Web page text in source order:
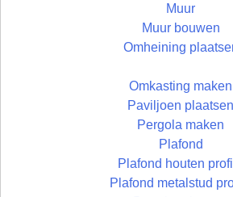
Muur
Muur bouwen
Omheining
Omkasting maken
Paviljoen plaatsen
Pergola maken
Plafond
Plafond houten
Plafond metalstud